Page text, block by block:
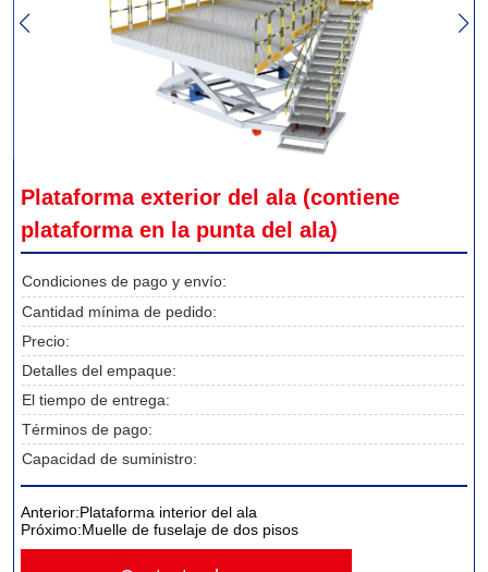
Plataforma exterior del ala (contiene
plataforma en la punta del ala)
Condiciones de pago y envío:
Cantidad mínima de pedido:
Precio:
Detalles del empaque:
El tiempo de entrega:
Términos de pago:
Capacidad de suministro:
Anterior:Plataforma interior del ala
Próximo:Muelle de fuselaje de dos pisos